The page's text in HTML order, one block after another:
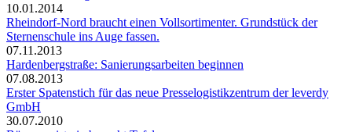
10.01.2014
Rheindorf-Nord braucht einen Vollsortimenter. Grundstück der
Sternenschule ins Auge fassen.
07.11.2013
Hardenbergstraße: Sanierungsarbeiten beginnen
07.08.2013
Erster Spatenstich für das neue Presselogistikzentrum der leverdy
GmbH
30.07.2010